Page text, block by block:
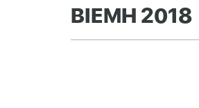
BIEMH 2018